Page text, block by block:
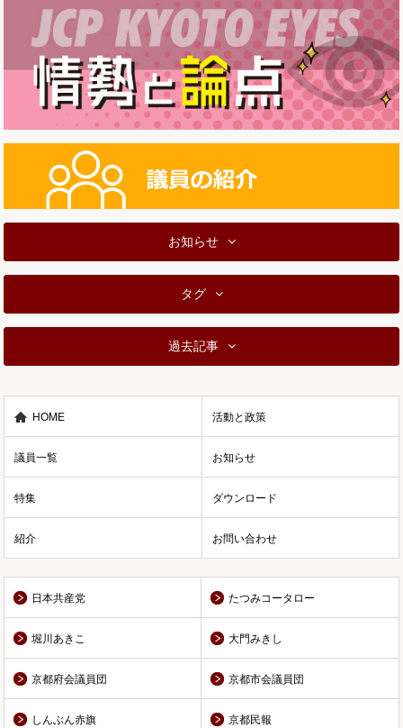
お知らせ
タグ
過去記事
HOME 活動と政策
議員一覧 お知らせ
特集 ダウンロード
紹介 お問い合わせ
日本共産党 たつみコータロー
堀川あきこ 大門みきし
京都府会議員団 京都市会議員団
しんぶん赤旗 京都民報